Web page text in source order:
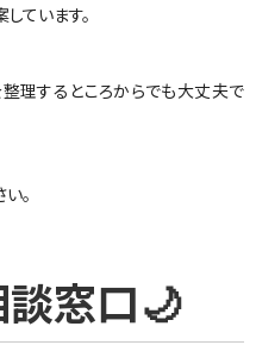
ています。
整理するところからでも大丈夫で
。
窓口🌙